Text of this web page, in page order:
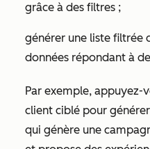
grâce à des filtres ;
générer une liste filtrée
données répondant à
Par exemple, appuyez-
client ciblé pour
qui génère une